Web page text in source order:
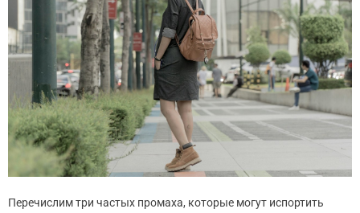
Перечислим три частых промаха, которые могут испортить